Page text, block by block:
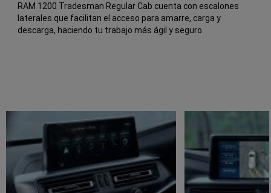
RAM 1200 Tradesman Regular Cab cuenta con escalones
laterales que facilitan el acceso para amarre, carga y
descarga, haciendo tu trabajo más ágil y seguro.